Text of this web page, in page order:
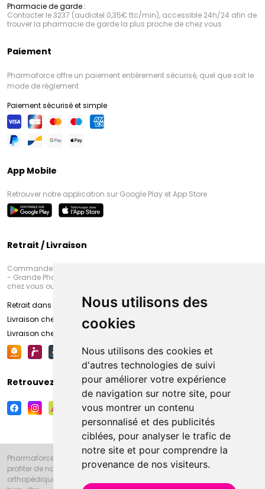
Nous utilisons des
cookies
Nous utilisons des cookies et
d'autres technologies de suivi
pour améliorer votre expérience
de navigation sur notre site, pour
vous montrer un contenu
personnalisé et des publicités
ciblées, pour analyser le trafic de
notre site et pour comprendre la
provenance de nos visiteurs.
Pharmacie de garde :
Contacter le 3237 (audiotel 0,35€ ttc/min), accessible 24h/24 afin de
trouver la pharmacie de garde la plus proche de chez vous
Paiement
Pharmaforce offre un paiement entièrement sécurisé, quel que soit le
mode de règlement
Paiement sécurisé et simple
App Mobile
Retrouver notre application sur Google Play et App Store
Retrait / Livraison
Commandez en ligne et venez chercher votre commande à Amiens
- Grande Pharmacie d’Amiens (Fachon) ou recevez-là rapidement
chez vous ou en point retrait
Retrait dans la pharmacie d’Amiens
Livraison chez vous
Livraison chez votre commerçant
Retrouvez-nous sur vos réseaux sociaux
Pharmaforce.fr et la Grande Pharmacie d’Amiens vous souhaitent de
profiter de notre accueil, de nos conseils pharmaceutiques,
orthopédiques, homéopathiques, parapharmaceutiques, beauté et